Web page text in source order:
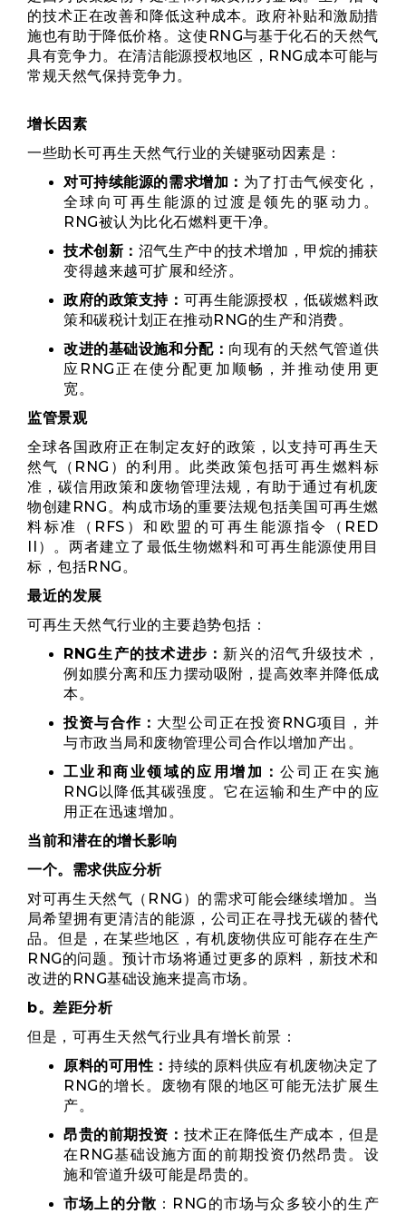
的技术正在改善和降低这种成本。政府补贴和激励措
施也有助于降低价格。这使RNG与基于化石的天然气
具有竞争力。在清洁能源授权地区，RNG成本可能与
常规天然气保持竞争力。
增长因素
一些助长可再生天然气行业的关键驱动因素是：
对可持续能源的需求增加： 为了打击气候变化，
全球向可再生能源的过渡是领先的驱动力。
RNG被认为比化石燃料更干净。
技术创新： 沼气生产中的技术增加，甲烷的捕获
变得越来越可扩展和经济。
政府的政策支持： 可再生能源授权，低碳燃料政
策和碳税计划正在推动RNG的生产和消费。
改进的基础设施和分配： 向现有的天然气管道供
应RNG正在使分配更加顺畅，并推动使用更
宽。
监管景观
全球各国政府正在制定友好的政策，以支持可再生天
然气（RNG）的利用。此类政策包括可再生燃料标
准，碳信用政策和废物管理法规，有助于通过有机废
物创建RNG。构成市场的重要法规包括美国可再生燃
料标准（RFS）和欧盟的可再生能源指令（RED
II）。两者建立了最低生物燃料和可再生能源使用目
标，包括RNG。
最近的发展
可再生天然气行业的主要趋势包括：
RNG生产的技术进步： 新兴的沼气升级技术，
例如膜分离和压力摆动吸附，提高效率并降低成
本。
投资与合作： 大型公司正在投资RNG项目，并
与市政当局和废物管理公司合作以增加产出。
工业和商业领域的应用增加：公司正在实施
RNG以降低其碳强度。它在运输和生产中的应
用正在迅速增加。
当前和潜在的增长影响
一个。需求供应分析
对可再生天然气（RNG）的需求可能会继续增加。当
局希望拥有更清洁的能源，公司正在寻找无碳的替代
品。但是，在某些地区，有机废物供应可能存在生产
RNG的问题。预计市场将通过更多的原料，新技术和
改进的RNG基础设施来提高市场。
b。差距分析
但是，可再生天然气行业具有增长前景：
原料的可用性：持续的原料供应有机废物决定了
RNG的增长。废物有限的地区可能无法扩展生
产。
昂贵的前期投资： 技术正在降低生产成本，但是
在RNG基础设施方面的前期投资仍然昂贵。设
施和管道升级可能是昂贵的。
市场上的分散 ：RNG的市场与众多较小的生产